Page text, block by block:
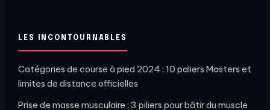
LES INCONTOURNABLES
Catégories de course à pied 2024 : 10 paliers Masters et
limites de distance officielles
Prise de masse musculaire : 3 piliers pour bâtir du muscle